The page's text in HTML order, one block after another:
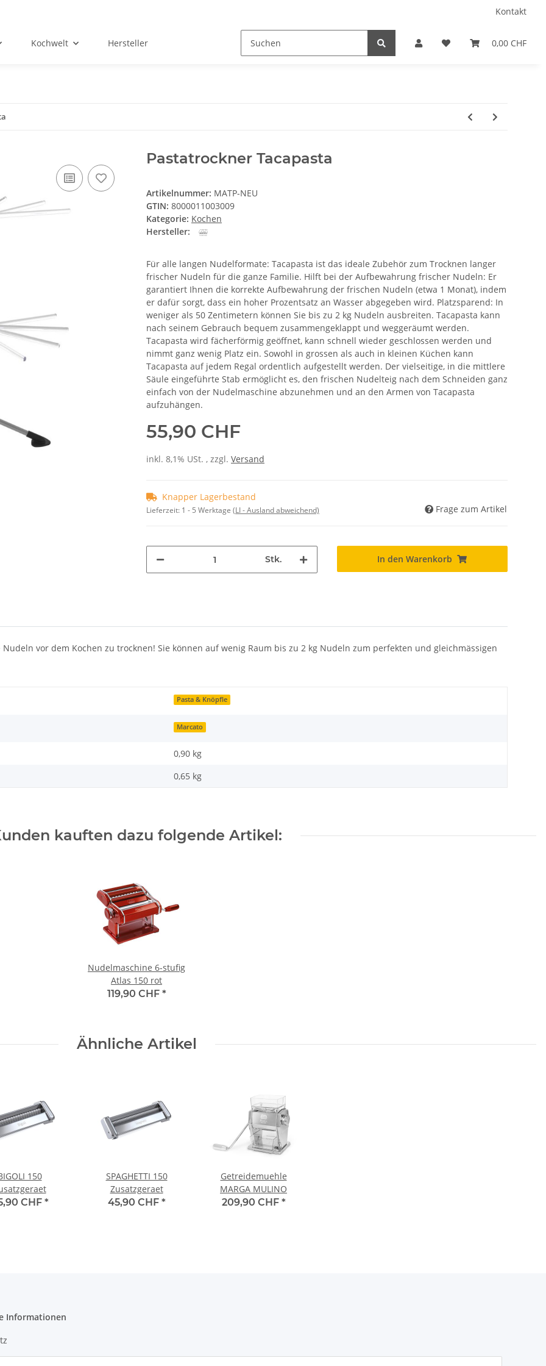
Kontakt
0,00 CHF
Kochwelt Hersteller
Pastatrockner Tacapasta
Artikelnummer: MATP-NEU
GTIN: 8000011003009
Kategorie: Kochen
Hersteller:
Für alle langen Nudelformate: Tacapasta ist das ideale Zubehör zum Trocknen langer
frischer Nudeln für die ganze Familie. Hilft bei der Aufbewahrung frischer Nudeln: Er
garantiert Ihnen die korrekte Aufbewahrung der frischen Nudeln (etwa 1 Monat), indem
er dafür sorgt, dass ein hoher Prozentsatz an Wasser abgegeben wird. Platzsparend: In
weniger als 50 Zentimetern können Sie bis zu 2 kg Nudeln ausbreiten. Tacapasta kann
nach seinem Gebrauch bequem zusammengeklappt und weggeräumt werden.
Tacapasta wird fächerförmig geöffnet, kann schnell wieder geschlossen werden und
nimmt ganz wenig Platz ein. Sowohl in grossen als auch in kleinen Küchen kann
Tacapasta auf jedem Regal ordentlich aufgestellt werden. Der vielseitige, in die mittlere
Säule eingeführte Stab ermöglicht es, den frischen Nudelteig nach dem Schneiden ganz
einfach von der Nudelmaschine abzunehmen und an den Armen von Tacapasta
aufzuhängen.
55,90 CHF
inkl. 8,1% USt. , zzgl. Versand
Knapper Lagerbestand
Lieferzeit: 1 - 5 Werktage (LI - Ausland abweichend) Frage zum Artikel
Stk. In den Warenkorb
vor dem Kochen zu trocknen! Sie können auf wenig Raum bis zu 2 kg Nudeln zum perfekten und gleichmässigen
Pasta & Knöpfle
Marcato
0,90 kg
0,65 kg
kauften dazu folgende Artikel:
Nudelmaschine 6-stufig
Atlas 150 rot
119,90 CHF *
Ähnliche Artikel
150
CHF *
SPAGHETTI 150
Zusatzgeraet
45,90 CHF *
Getreidemuehle
MARGA MULINO
209,90 CHF *
Informationen